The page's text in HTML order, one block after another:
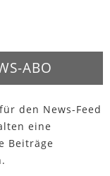
ABO
den News-Feed
eine
Beiträge